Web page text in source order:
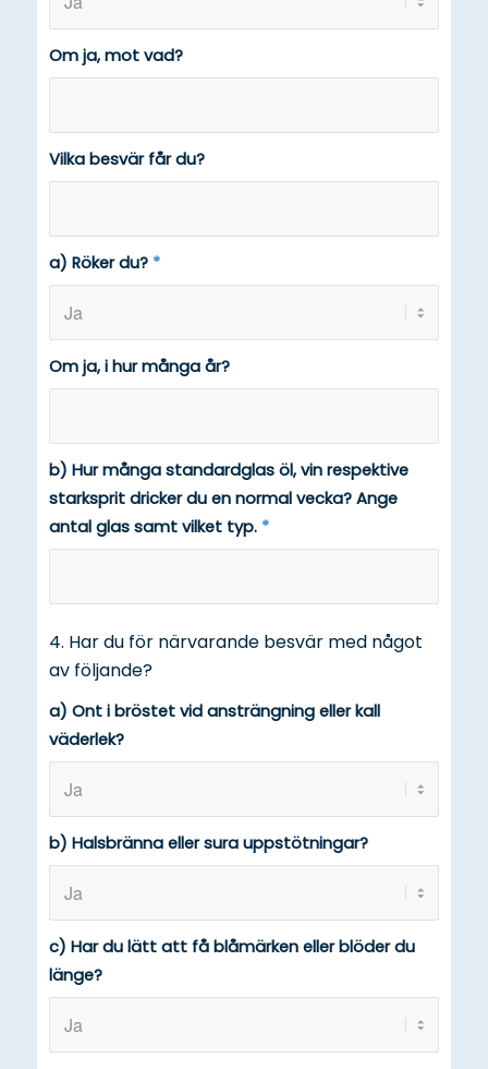
Om ja, mot vad?
Vilka besvär får du?
a) Röker du? *
Om ja, i hur många år?
b) Hur många standardglas öl, vin respektive
starksprit dricker du en normal vecka? Ange
antal glas samt vilket typ. *
4. Har du för närvarande besvär med något
av följande?
a) Ont i bröstet vid ansträngning eller kall
väderlek?
b) Halsbränna eller sura uppstötningar?
c) Har du lätt att få blåmärken eller blöder du
länge?